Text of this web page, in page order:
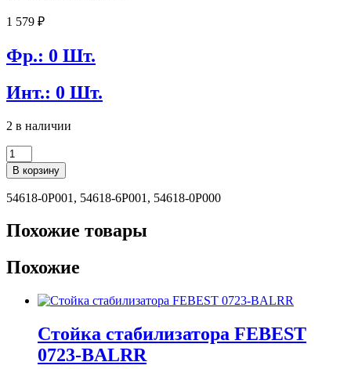
1 579 ₽
Фр.: 0 Шт.
Инт.: 0 Шт.
2 в наличии
Количество
товара
Стойка
стабилизатора
STB-
103
В корзину
54618-0P001, 54618-6P001, 54618-0P000
Похожие товары
Похожие
Стойка стабилизатора FEBEST
0723-BALRR